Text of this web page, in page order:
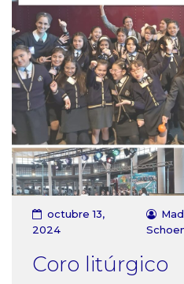
Área Académica
Formación y convivencia
Convivencia Escolar
Comunidad
Documentos
Contactooctubre 13,
2024
Coro litúrgico